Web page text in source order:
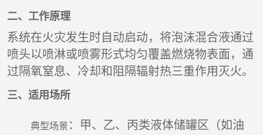
二、工作原理
系统在火灾发生时自动启动，将泡沫混合液通过
喷头以喷淋或喷雾形式均匀覆盖燃烧物表面，通
过隔氧窒息、冷却和阻隔辐射热三重作用灭火。
三、适用场所
典型场景 ‌：甲、乙、丙类液体储罐区（如油